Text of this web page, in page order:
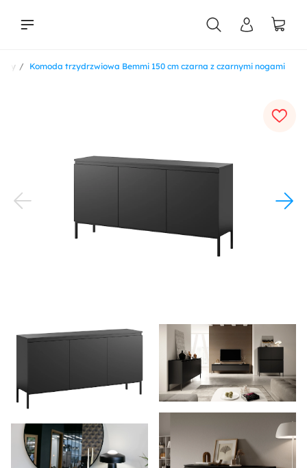
Komoda trzydrzwiowa Bemmi 150 cm czarna z czarnymi nogami